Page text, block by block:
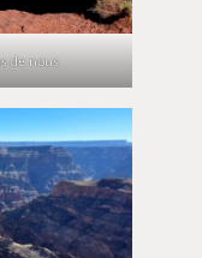
de nous